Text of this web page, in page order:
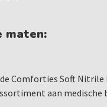
maten:
Comforties Soft
aan medische